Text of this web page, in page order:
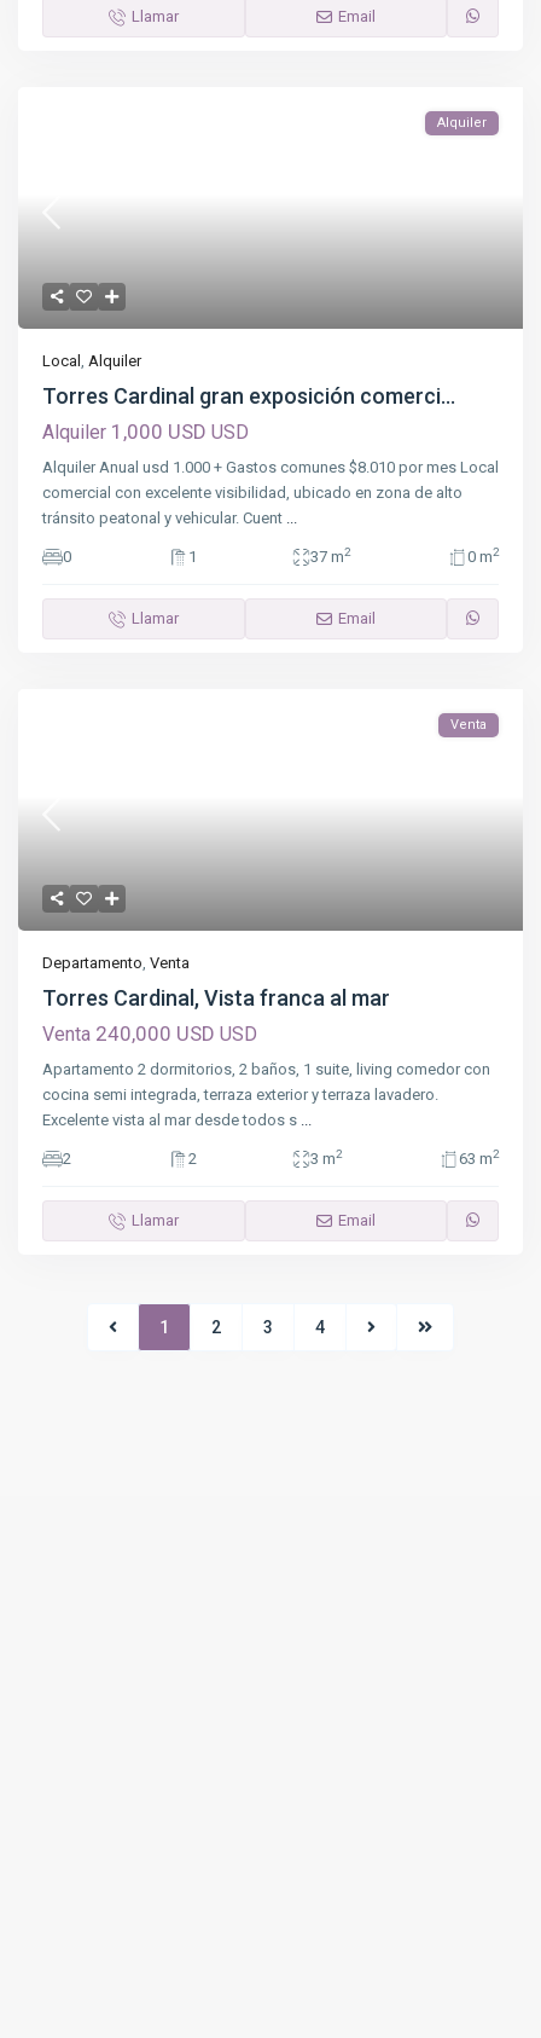
Llamar Email
Alquiler
Local , Alquiler
Torres Cardinal gran exposición comerci...
Alquiler 1,000 USD USD
Alquiler Anual usd 1.000 + Gastos comunes $8.010 por mes Local
comercial con excelente visibilidad, ubicado en zona de alto
tránsito peatonal y vehicular. Cuent ...
0 1 37 m2 0 m2
Llamar Email
Venta
Departamento, Venta
Torres Cardinal, Vista franca al mar
Venta 240,000 USD USD
Apartamento 2 dormitorios, 2 baños, 1 suite, living comedor con
cocina semi integrada, terraza exterior y terraza lavadero.
Excelente vista al mar desde todos s ...
2 2 3 m2 63 m2
Llamar Email
1 2 3 4